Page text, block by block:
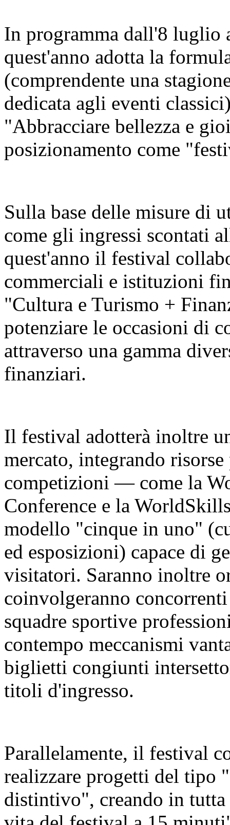
In programma dall'8
quest'anno adotta la
(comprendente una
dedicata agli eventi
"Abbracciare bellezza e
posizionamento come
Sulla base delle misure di
come gli ingressi scontati
quest'anno il festival
commerciali e istituzioni
"Cultura e Turismo +
potenziare le occasioni di
attraverso una gamma
finanziari.
Il festival adotterà inoltre
mercato, integrando
competizioni — come la
Conference e la
modello "cinque in uno"
ed esposizioni) capace di
visitatori. Saranno inoltre
coinvolgeranno
squadre sportive
contempo meccanismi
biglietti congiunti
titoli d'ingresso.
Parallelamente, il festival
realizzare progetti del tipo
distintivo", creando in